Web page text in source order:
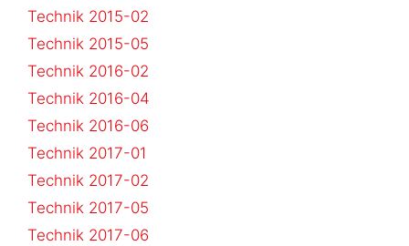
Technik 2015-02
Technik 2015-05
Technik 2016-02
Technik 2016-04
Technik 2016-06
Technik 2017-01
Technik 2017-02
Technik 2017-05
Technik 2017-06